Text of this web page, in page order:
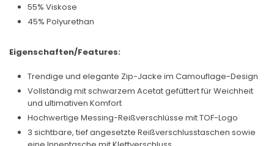
55% Viskose
45% Polyurethan
Eigenschaften/Features:
Trendige und elegante Zip-Jacke im Camouflage-Design
Vollständig mit schwarzem Acetat gefüttert für Weichheit
und ultimativen Komfort
Hochwertige Messing-Reißverschlüsse mit TOF-Logo
3 sichtbare, tief angesetzte Reißverschlusstaschen sowie